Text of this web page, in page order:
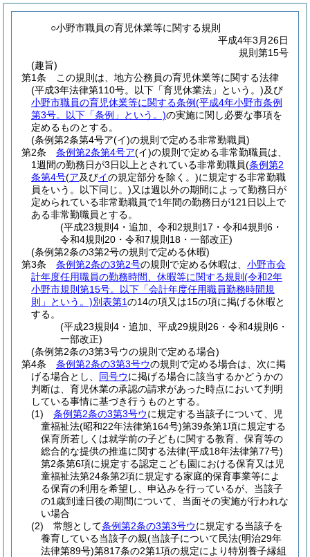
○小野市職員の育児休業等に関する規則
平成4年3月26日
規則第15号
(趣旨)
第1条
この規則は、地方公務員の育児休業等に関する法律
(平成3年法律第110号。以下「育児休業法」という。)及び
小野市職員の育児休業等に関する条例(平成4年小野市条例
第3号。以下「条例」という。)の実施に関し必要な事項を
定めるものとする。
(条例第2条第4号ア(イ)の規則で定める非常勤職員)
第2条
条例第2条第4号ア(イ)の規則で定める非常勤職員は、
1週間の勤務日が3日以上とされている非常勤職員(条例第2
条第4号(ア及びイの規定部分を除く。)に規定する非常勤職
員をいう。以下同じ。)又は週以外の期間によって勤務日が
定められている非常勤職員で1年間の勤務日が121日以上で
ある非常勤職員とする。
(平成23規則4・追加、令和2規則17・令和4規則6・
令和4規則20・令和7規則18・一部改正)
(条例第2条の3第2号の規則で定める休暇)
第3条
条例第2条の3第2号の規則で定める休暇は、 小野市会
計年度任用職員の勤務時間、休暇等に関する規則 (令和2年
小野市規則第15号。以下「会計年度任用職員勤務時間規
則」という。)別表第1の14の項又は15の項に掲げる休暇と
する。
(平成23規則4・追加、平成29規則26・令和4規則6・
一部改正)
(条例第2条の3第3号ウの規則で定める場合)
第4条
条例第2条の3第3号ウの規則で定める場合は、次に掲
げる場合とし、 同号ウに掲げる場合に該当するかどうかの
判断は、育児休業の承認の請求があった時点において判明
している事情に基づき行うものとする。
(1)
条例第2条の3第3号ウに規定する当該子について、児
童福祉法(昭和22年法律第164号)第39条第1項に規定する
保育所若しくは就学前の子どもに関する教育、保育等の
総合的な提供の推進に関する法律(平成18年法律第77号)
第2条第6項に規定する認定こども園における保育又は児
童福祉法第24条第2項に規定する家庭的保育事業等によ
る保育の利用を希望し、申込みを行っているが、当該子
の1歳到達日後の期間について、当面その実施が行われな
い場合
(2)
常態として条例第2条の3第3号ウに規定する当該子を
養育している当該子の親(当該子について民法(明治29年
法律第89号)第817条の2第1項の規定により特別養子縁組